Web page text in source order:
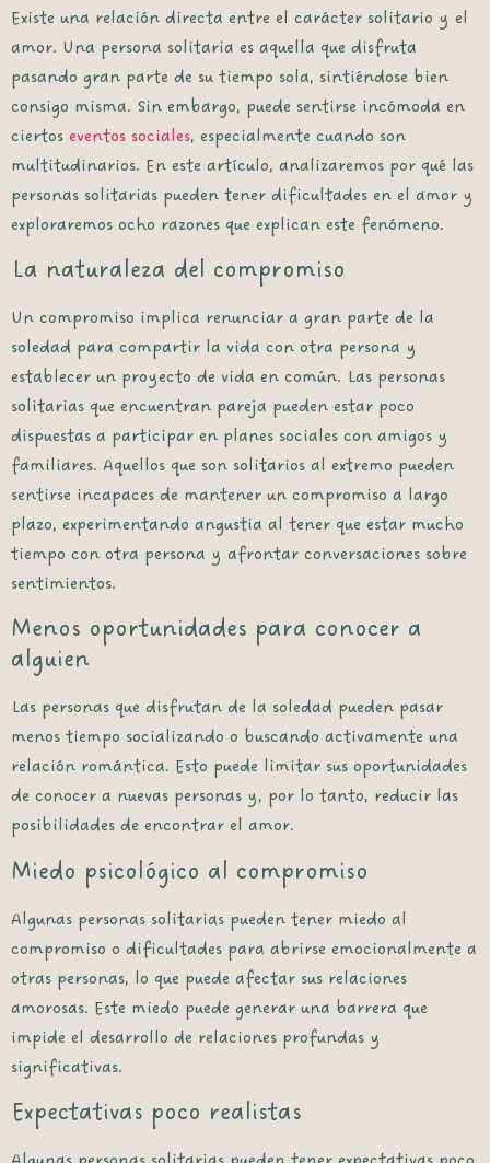
Existe una relación directa entre el carácter solitario y el
amor. Una persona solitaria es aquella que disfruta
pasando gran parte de su tiempo sola, sintiéndose bien
consigo misma. Sin embargo, puede sentirse incómoda en
ciertos eventos sociales, especialmente cuando son
multitudinarios. En este artículo, analizaremos por qué las
personas solitarias pueden tener dificultades en el amor y
exploraremos ocho razones que explican este fenómeno.
La naturaleza del compromiso
Un compromiso implica renunciar a gran parte de la
soledad para compartir la vida con otra persona y
establecer un proyecto de vida en común. Las personas
solitarias que encuentran pareja pueden estar poco
dispuestas a participar en planes sociales con amigos y
familiares. Aquellos que son solitarios al extremo pueden
sentirse incapaces de mantener un compromiso a largo
plazo, experimentando angustia al tener que estar mucho
tiempo con otra persona y afrontar conversaciones sobre
sentimientos.
Menos oportunidades para conocer a
alguien
Las personas que disfrutan de la soledad pueden pasar
menos tiempo socializando o buscando activamente una
relación romántica. Esto puede limitar sus oportunidades
de conocer a nuevas personas y, por lo tanto, reducir las
posibilidades de encontrar el amor.
Miedo psicológico al compromiso
Algunas personas solitarias pueden tener miedo al
compromiso o dificultades para abrirse emocionalmente a
otras personas, lo que puede afectar sus relaciones
amorosas. Este miedo puede generar una barrera que
impide el desarrollo de relaciones profundas y
significativas.
Expectativas poco realistas